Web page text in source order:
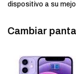
dispositivo a su
Cambiar